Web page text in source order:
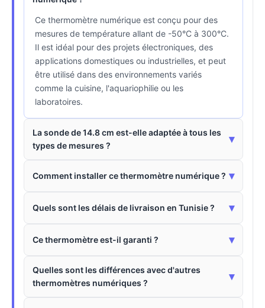
Ce thermomètre numérique est conçu pour des
mesures de température allant de -50°C à 300°C.
Il est idéal pour des projets électroniques, des
applications domestiques ou industrielles, et peut
être utilisé dans des environnements variés
comme la cuisine, l'aquariophilie ou les
laboratoires.
La sonde de 14.8 cm est-elle adaptée à tous les
types de mesures ?
▾
Comment installer ce thermomètre numérique ? ▾
Quels sont les délais de livraison en Tunisie ? ▾
Ce thermomètre est-il garanti ? ▾
Quelles sont les différences avec d'autres
thermomètres numériques ?
▾